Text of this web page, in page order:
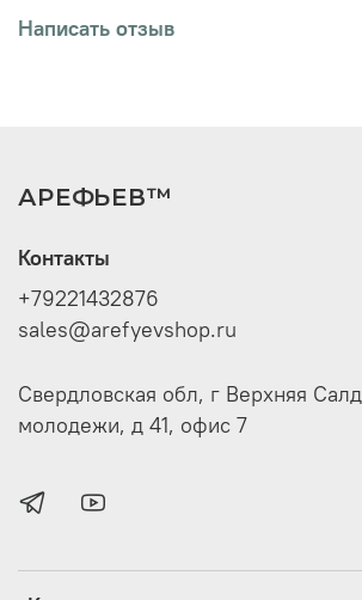
Написать отзыв
АРЕФЬЕВ™
Контакты
+79221432876
sales@arefyevshop.ru
Свердловская обл, г Верхняя
молодежи, д 41, офис 7